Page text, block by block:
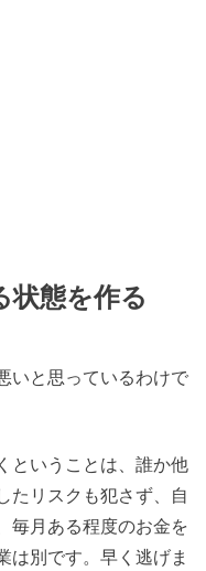
状態を作る
いと思っているわけで
ということは、 誰か他
たリスクも犯さず、自
毎月ある程度のお金を
は別です。早く逃げま